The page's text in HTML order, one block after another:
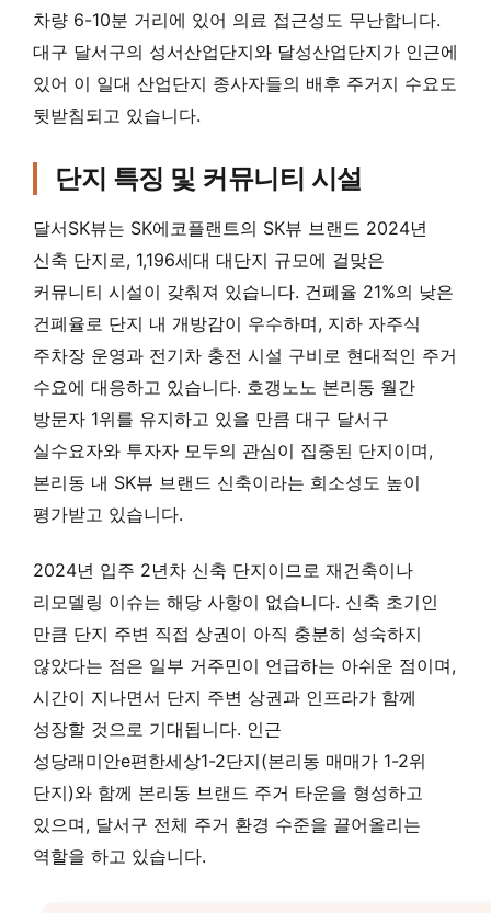
차량 6-10분 거리에 있어 의료 접근성도 무난합니다.
대구 달서구의 성서산업단지와 달성산업단지가 인근에
있어 이 일대 산업단지 종사자들의 배후 주거지 수요도
뒷받침되고 있습니다.
단지 특징 및 커뮤니티 시설
달서SK뷰는 SK에코플랜트의 SK뷰 브랜드 2024년
신축 단지로, 1,196세대 대단지 규모에 걸맞은
커뮤니티 시설이 갖춰져 있습니다. 건폐율 21%의 낮은
건폐율로 단지 내 개방감이 우수하며, 지하 자주식
주차장 운영과 전기차 충전 시설 구비로 현대적인 주거
수요에 대응하고 있습니다. 호갱노노 본리동 월간
방문자 1위를 유지하고 있을 만큼 대구 달서구
실수요자와 투자자 모두의 관심이 집중된 단지이며,
본리동 내 SK뷰 브랜드 신축이라는 희소성도 높이
평가받고 있습니다.
2024년 입주 2년차 신축 단지이므로 재건축이나
리모델링 이슈는 해당 사항이 없습니다. 신축 초기인
만큼 단지 주변 직접 상권이 아직 충분히 성숙하지
않았다는 점은 일부 거주민이 언급하는 아쉬운 점이며,
시간이 지나면서 단지 주변 상권과 인프라가 함께
성장할 것으로 기대됩니다. 인근
성당래미안e편한세상1-2단지(본리동 매매가 1-2위
단지)와 함께 본리동 브랜드 주거 타운을 형성하고
있으며, 달서구 전체 주거 환경 수준을 끌어올리는
역할을 하고 있습니다.